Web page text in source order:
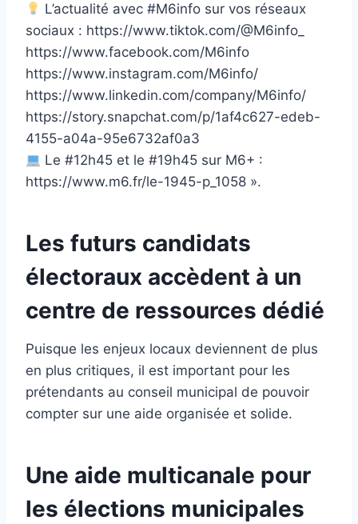
L’actualité avec #M6info sur vos réseaux
sociaux : https://www.tiktok.com/@M6info_
https://www.facebook.com/M6info
https://www.instagram.com/M6info/
https://www.linkedin.com/company/M6info/
https://story.snapchat.com/p/1af4c627-edeb-
4155-a04a-95e6732af0a3
Le #12h45 et le #19h45 sur M6+ :
https://www.m6.fr/le-1945-p_1058 ».
Les futurs candidats
électoraux accèdent à un
centre de ressources dédié
Puisque les enjeux locaux deviennent de plus
en plus critiques, il est important pour les
prétendants au conseil municipal de pouvoir
compter sur une aide organisée et solide.
Une aide multicanale pour
les élections municipales